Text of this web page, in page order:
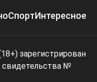
СпортИнтересное
зарегистрирован
свидетельства №